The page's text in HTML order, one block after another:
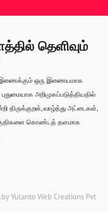
தெளிவும்
இணைக்கும் ஒரு இணையமாக
அறிமுகப்படுத்தியதில்
திருக்குறள், வாழ்த்து அட்டைகள்,
கொண்டத் தளமாக
Yulanto Web Creations Pvt